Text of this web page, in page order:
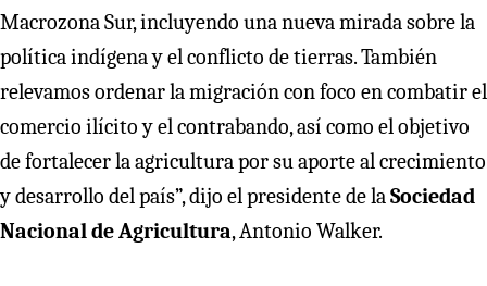
Macrozona Sur, incluyendo una nueva mirada sobre la
política indígena y el conflicto de tierras. También
relevamos ordenar la migración con foco en combatir el
comercio ilícito y el contrabando, así como el objetivo
de fortalecer la agricultura por su aporte al crecimiento
y desarrollo del país”, dijo el presidente de laSociedad
Nacional de Agricultura, Antonio Walker.